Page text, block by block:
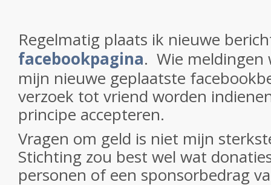
Regelmatig plaats ik nieuwe
facebookpagina. Wie meldingen
mijn nieuwe geplaatste
verzoek tot vriend worden
principe accepteren.
Vragen om geld is niet mijn
Stichting zou best wel wat
personen of een sponsorbedrag